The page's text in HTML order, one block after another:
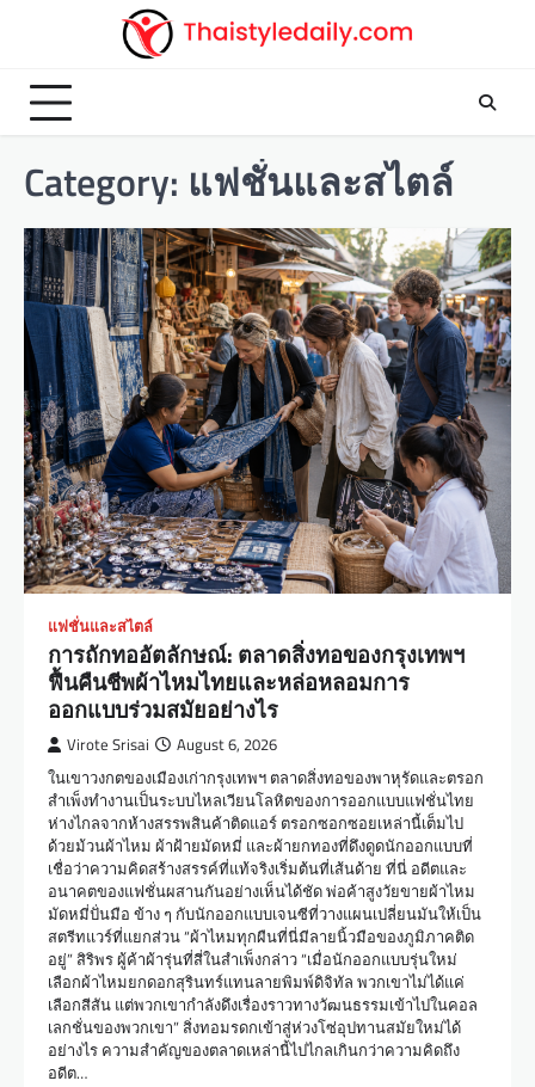
Category: แฟชั่นและสไตล์
แฟชั่นและสไตล์
การถักทออัตลักษณ์: ตลาดสิ่งทอของกรุงเทพฯ
ฟื้นคืนชีพผ้าไหมไทยและหล่อหลอมการ
ออกแบบร่วมสมัยอย่างไร
Virote Srisai August 6, 2026
ในเขาวงกตของเมืองเก่ากรุงเทพฯ ตลาดสิ่งทอของพาหุรัดและตรอก
สำเพ็งทำงานเป็นระบบไหลเวียนโลหิตของการออกแบบแฟชั่นไทย
ห่างไกลจากห้างสรรพสินค้าติดแอร์ ตรอกซอกซอยเหล่านี้เต็มไป
ด้วยม้วนผ้าไหม ผ้าฝ้ายมัดหมี่ และผ้ายกทองที่ดึงดูดนักออกแบบที่
เชื่อว่าความคิดสร้างสรรค์ที่แท้จริงเริ่มต้นที่เส้นด้าย ที่นี่ อดีตและ
อนาคตของแฟชั่นผสานกันอย่างเห็นได้ชัด พ่อค้าสูงวัยขายผ้าไหม
มัดหมี่ปั่นมือ ข้าง ๆ กับนักออกแบบเจนซีที่วางแผนเปลี่ยนมันให้เป็น
สตรีทแวร์ที่แยกส่วน “ผ้าไหมทุกผืนที่นี่มีลายนิ้วมือของภูมิภาคติด
อยู่” สิริพร ผู้ค้าผ้ารุ่นที่สี่ในสำเพ็งกล่าว “เมื่อนักออกแบบรุ่นใหม่
เลือกผ้าไหมยกดอกสุรินทร์แทนลายพิมพ์ดิจิทัล พวกเขาไม่ได้แค่
เลือกสีสัน แต่พวกเขากำลังดึงเรื่องราวทางวัฒนธรรมเข้าไปในคอล
เลกชั่นของพวกเขา” สิ่งทอมรดกเข้าสู่ห่วงโซ่อุปทานสมัยใหม่ได้
อย่างไร ความสำคัญของตลาดเหล่านี้ไปไกลเกินกว่าความคิดถึง
อดีต…